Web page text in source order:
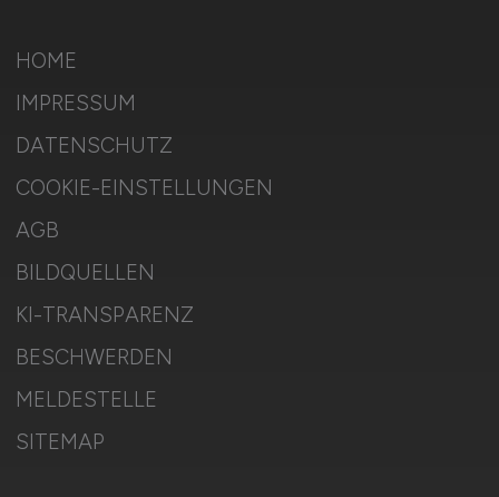
HOME
IMPRESSUM
DATENSCHUTZ
COOKIE-EINSTELLUNGEN
AGB
BILDQUELLEN
KI-TRANSPARENZ
BESCHWERDEN
MELDESTELLE
SITEMAP